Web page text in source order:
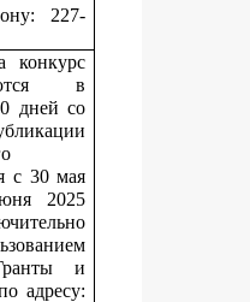
227-
конкурс
в
дней со
с 30 мая
2025
и
адресу: